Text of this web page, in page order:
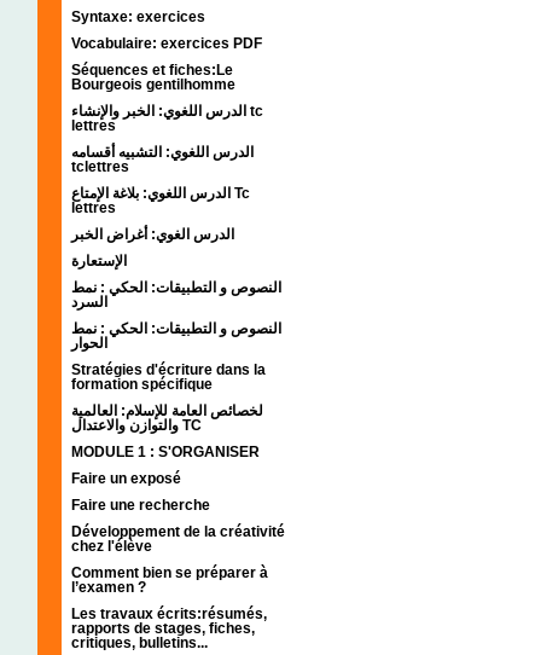
Syntaxe: exercices
Vocabulaire: exercices PDF
Séquences et fiches:Le
Bourgeois gentilhomme
الدرس اللغوي: الخبر والإنشاء tc
lettres
الدرس اللغوي: التشبيه أقسامه
tclettres
الدرس اللغوي: بلاغة الإمتاع Tc
lettres
الدرس الغوي: أغراض الخبر
الإستعارة
النصوص و التطبيقات: الحكي : نمط
السرد
النصوص و التطبيقات: الحكي : نمط
الحوار
Stratégies d'écriture dans la
formation spécifique
لخصائص العامة للإسلام: العالمية
والتوازن والاعتدال TC
MODULE 1 : S'ORGANISER
Faire un exposé
Faire une recherche
Développement de la créativité
chez l'élève
Comment bien se préparer à
l’examen ?
Les travaux écrits:résumés,
rapports de stages, fiches,
critiques, bulletins...